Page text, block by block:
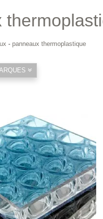
- panneaux thermoplastique